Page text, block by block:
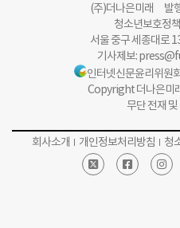
(주)더나은미래 발
청소년보호정
서울 중구 세종대로
기사제보:
인터넷신문윤리위원
Copyright 더나은미
무단 전재
회사소개 개인정보처리방침 청